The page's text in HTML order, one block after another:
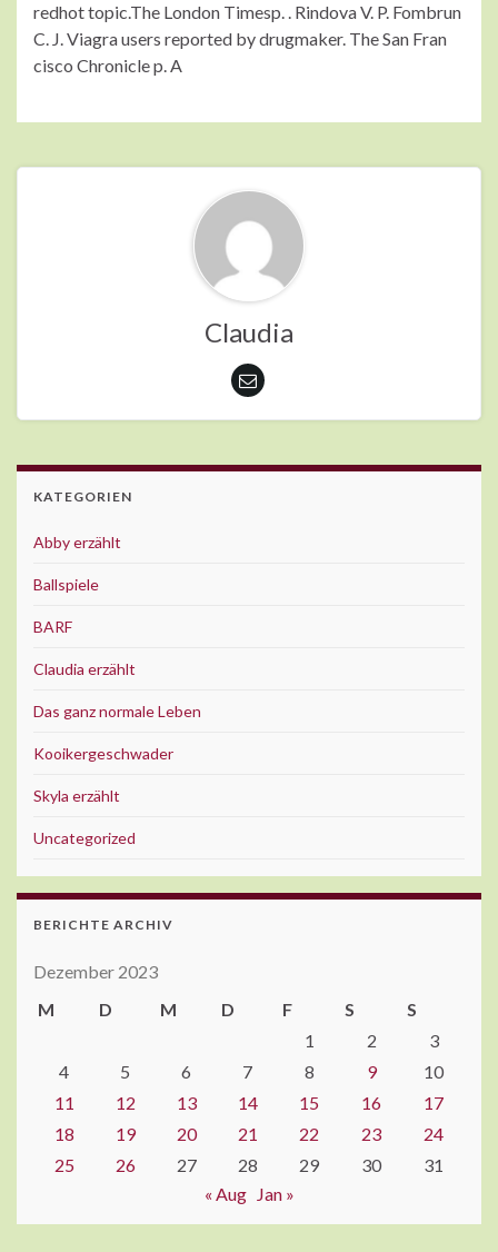
redhot topic.The London Timesp. . Rindova V. P. Fombrun
C. J. Viagra users reported by drugmaker. The San Fran
cisco Chronicle p. A
Claudia
KATEGORIEN
Abby erzählt
Ballspiele
BARF
Claudia erzählt
Das ganz normale Leben
Kooikergeschwader
Skyla erzählt
Uncategorized
BERICHTE ARCHIV
Dezember 2023
M
D M D F S
S
1
2
3
4
5 6 7 8 9
10
11
12 13 14 15 16
17
18
19 20 21 22 23
24
25
26 27 28 29 30
31
« Aug Jan »